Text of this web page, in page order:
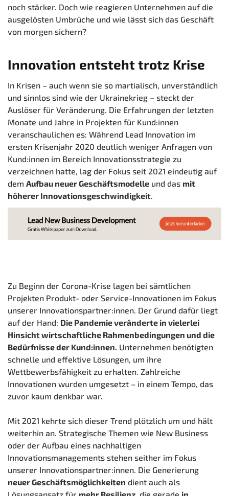
noch stärker. Doch wie reagieren Unternehmen auf die
ausgelösten Umbrüche und wie lässt sich das Geschäft
von morgen sichern?
Innovation entsteht trotz Krise
In Krisen – auch wenn sie so martialisch, unverständlich
und sinnlos sind wie der Ukrainekrieg – steckt der
Auslöser für Veränderung. Die Erfahrungen der letzten
Monate und Jahre in Projekten für Kund:innen
veranschaulichen es: Während Lead Innovation im
ersten Krisenjahr 2020 deutlich weniger Anfragen von
Kund:innen im Bereich Innovationsstrategie zu
verzeichnen hatte, lag der Fokus seit 2021 eindeutig auf
dem Aufbau neuer Geschäftsmodelle und das mit
höherer Innovationsgeschwindigkeit.
Zu Beginn der Corona-Krise lagen bei sämtlichen
Projekten Produkt- oder Service-Innovationen im Fokus
unserer Innovationspartner:innen. Der Grund dafür liegt
auf der Hand: Die Pandemie veränderte in vielerlei
Hinsicht wirtschaftliche Rahmenbedingungen und die
Bedürfnisse der Kund:innen. Unternehmen benötigten
schnelle und effektive Lösungen, um ihre
Wettbewerbsfähigkeit zu erhalten. Zahlreiche
Innovationen wurden umgesetzt – in einem Tempo, das
zuvor kaum denkbar war.
Mit 2021 kehrte sich dieser Trend plötzlich um und hält
weiterhin an. Strategische Themen wie New Business
oder der Aufbau eines nachhaltigen
Innovationsmanagements stehen seither im Fokus
unserer Innovationspartner:innen. Die Generierung
neuer Geschäftsmöglichkeiten dient auch als